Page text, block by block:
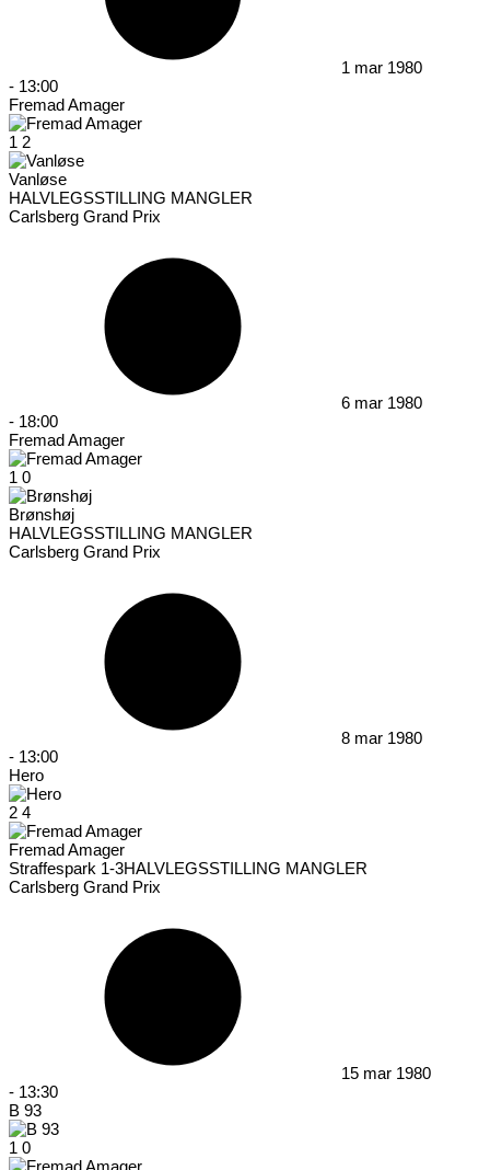
1 mar 1980
- 13:00
Fremad Amager
1 2
Vanløse
HALVLEGSSTILLING MANGLER
Carlsberg Grand Prix
6 mar 1980
- 18:00
Fremad Amager
1 0
Brønshøj
HALVLEGSSTILLING MANGLER
Carlsberg Grand Prix
8 mar 1980
- 13:00
Hero
2 4
Fremad Amager
Straffespark 1-3HALVLEGSSTILLING MANGLER
Carlsberg Grand Prix
15 mar 1980
- 13:30
B 93
1 0